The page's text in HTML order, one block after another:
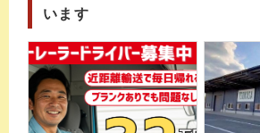
います